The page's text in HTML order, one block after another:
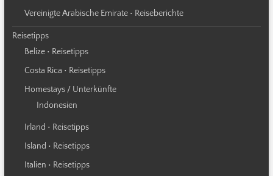
Vereinigte Arabische Emirate • Reiseberichte
Reisetipps
Belize • Reisetipps
Costa Rica • Reisetipps
Homestays / Unterkünfte
Indonesien
Irland • Reisetipps
Island • Reisetipps
Italien • Reisetipps